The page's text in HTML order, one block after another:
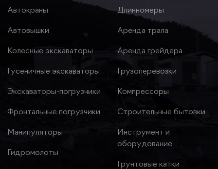
Автокраны
Автовышки
Колесные экскаваторы
Гусеничные экскаваторы
Экскаваторы-погрузчики
Фронтальные погрузчики
Манипуляторы
Гидромолоты
Длинномеры
Аренда трала
Аренда грейдера
Грузоперевозки
Компрессоры
Строительные бытовки
Инструмент и
оборудование
Грунтовые катки